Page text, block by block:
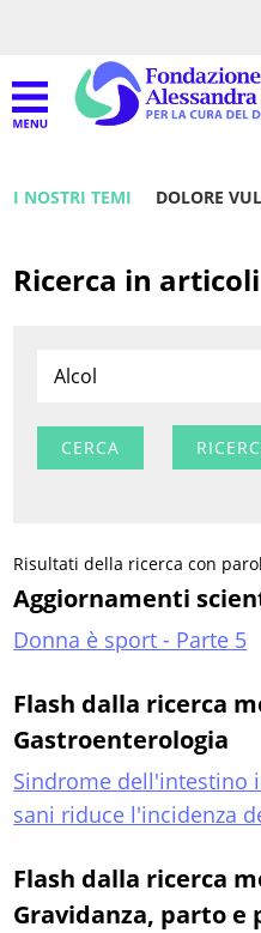
I NOSTRI TEMI DOLORE
Ricerca in
Risultati della ricerca con
Aggiornamenti
Donna è sport - Parte 5
Flash dalla ricerca
Gastroenterologia
Sindrome dell'intestino
sani riduce l'incidenza
Flash dalla ricerca
Gravidanza, parto e